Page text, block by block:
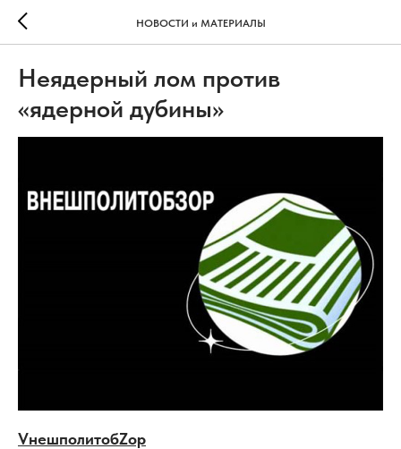
НОВОСТИ и МАТЕРИАЛЫ
Неядерный лом против
«ядерной дубины»
VнешполитобZор